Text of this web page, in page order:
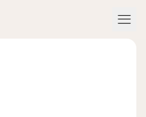
menu